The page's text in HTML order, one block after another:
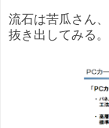
流石は苦瓜さん
抜き出してみる。